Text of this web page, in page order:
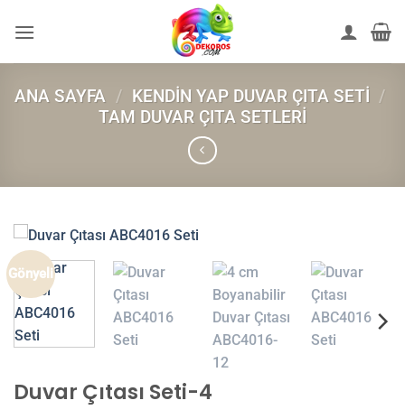
atla
ANA SAYFA / KENDIN YAP DUVAR ÇITA SETI /
TAM DUVAR ÇITA SETLERI
Gönyeli
Duvar Çıtası Seti-4